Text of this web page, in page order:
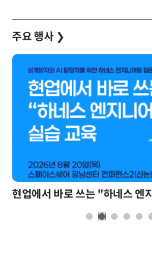
주요 행사 ❯
현업에서 바로 쓰는 "하네스 엔